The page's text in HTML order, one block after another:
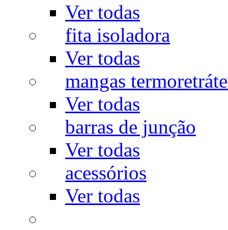
Ver todas
fita isoladora
Ver todas
mangas
Ver todas
barras de junção
Ver todas
acessórios
Ver todas